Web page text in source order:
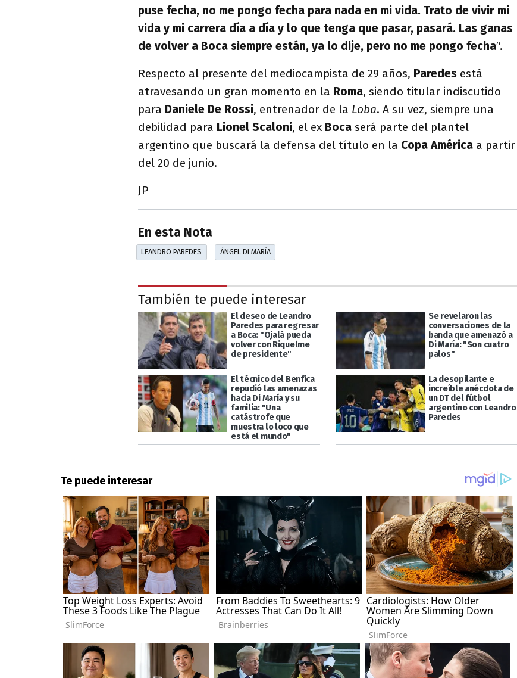
puse fecha, no me pongo fecha para nada en mi vida. Trato de vivir mi
vida y mi carrera día a día y lo que tenga que pasar, pasará. Las ganas
de volver a Boca siempre están, ya lo dije, pero no me pongo fecha”.
Respecto al presente del mediocampista de 29 años, Paredes está
atravesando un gran momento en la Roma, siendo titular indiscutido
para Daniele De Rossi, entrenador de la Loba. A su vez, siempre una
debilidad para Lionel Scaloni, el ex Boca será parte del plantel
argentino que buscará la defensa del título en la Copa América a partir
del 20 de junio.
JP
En esta Nota
LEANDRO PAREDES ÁNGEL DI MARÍA
También te puede interesar
El deseo de Leandro
Paredes para regresar
a Boca: "Ojalá pueda
volver con Riquelme
de presidente"
Se revelaron las
conversaciones de la
banda que amenazó a
Di María: "Son cuatro
palos"
El técnico del Benfica
repudió las amenazas
hacia Di María y su
familia: "Una
catástrofe que
muestra lo loco que
está el mundo"
La desopilante e
increíble anécdota de
un DT del fútbol
argentino con Leandro
Paredes